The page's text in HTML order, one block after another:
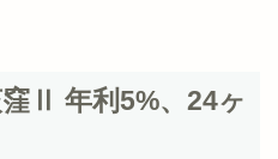
Ⅱ 年利5%、24ヶ